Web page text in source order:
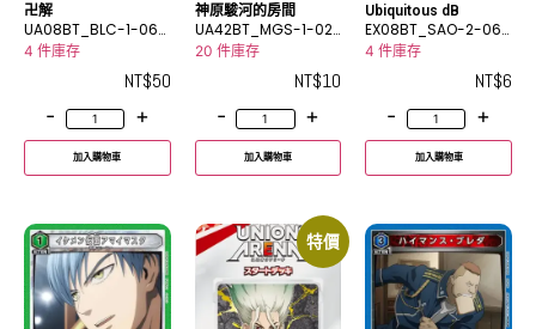
卍解
UA08BT_BLC-1-066
U
4 件庫存
NT$50
-
+
加入購物車
神原駿河的房間
UA42BT_MGS-1-02
6U
20 件庫存
NT$10
-
+
加入購物車
Ubiquitous dB
EX08BT_SAO-2-061
C
4 件庫存
NT$6
-
+
加入購物車
特價